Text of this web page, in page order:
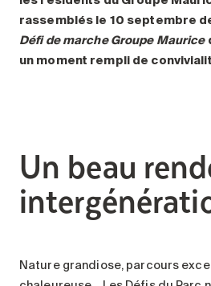
rassemblés le 10 septembre
Défi de marche Groupe Maurice
un moment rempli de
Un beau
Nature grandiose, parcours